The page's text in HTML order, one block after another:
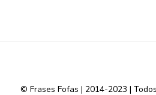
© Frases Fofas | 2014-2023 |